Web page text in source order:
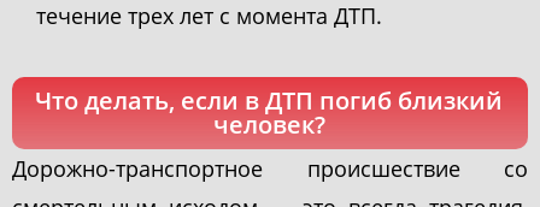
течение трех лет с момента ДТП.
Что делать, если в ДТП погиб близкий
человек?
Дорожно-транспортное происшествие со